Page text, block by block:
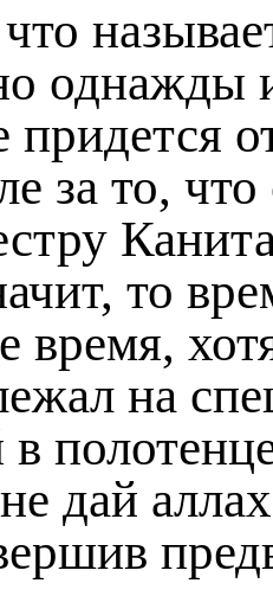
однажды
придется
за то,
то
время,
на
в
дай